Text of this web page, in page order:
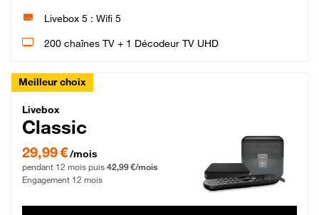
Livebox 5 : Wifi 5
200 chaînes TV + 1 Décodeur TV UHD
Meilleur choix
Livebox Classic Fibre
Livebox
Classic
29,99 € par mois pendant 12 mois puis 42,99 € par mois, Engagement 12 mois
29,99 €/mois
pendant 12 mois puis 42,99 €/mois
Engagement 12 mois